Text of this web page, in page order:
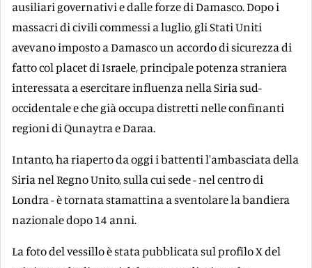
ausiliari governativi e dalle forze di Damasco. Dopo i
massacri di civili commessi a luglio, gli Stati Uniti
avevano imposto a Damasco un accordo di sicurezza di
fatto col placet di Israele, principale potenza straniera
interessata a esercitare influenza nella Siria sud-
occidentale e che già occupa distretti nelle confinanti
regioni di Qunaytra e Daraa.
Intanto, ha riaperto da oggi i battenti l'ambasciata della
Siria nel Regno Unito, sulla cui sede - nel centro di
Londra - è tornata stamattina a sventolare la bandiera
nazionale dopo 14 anni.
La foto del vessillo è stata pubblicata sul profilo X del